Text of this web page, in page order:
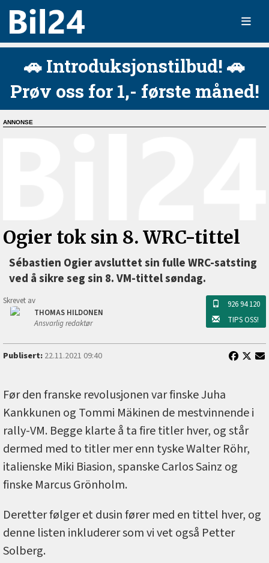
🚗 Introduksjonstilbud! 🚗
Prøv oss for 1,- første måned!
Ogier tok sin 8. WRC-tittel
Sébastien Ogier avsluttet sin fulle WRC-satsting
ved å sikre seg sin 8. VM-tittel søndag.
Skrevet av
THOMAS HILDONEN
Ansvarlig redaktør
926 94 120
TIPS OSS!
Publisert:22.11.2021 09:40
Før den franske revolusjonen var finske Juha
Kankkunen og Tommi Mäkinen de mestvinnende i
rally-VM. Begge klarte å ta fire titler hver, og står
dermed med to titler mer enn tyske Walter Röhr,
italienske Miki Biasion, spanske Carlos Sainz og
finske Marcus Grönholm.
Deretter følger et dusin fører med en tittel hver, og
denne listen inkluderer som vi vet også Petter
Solberg.